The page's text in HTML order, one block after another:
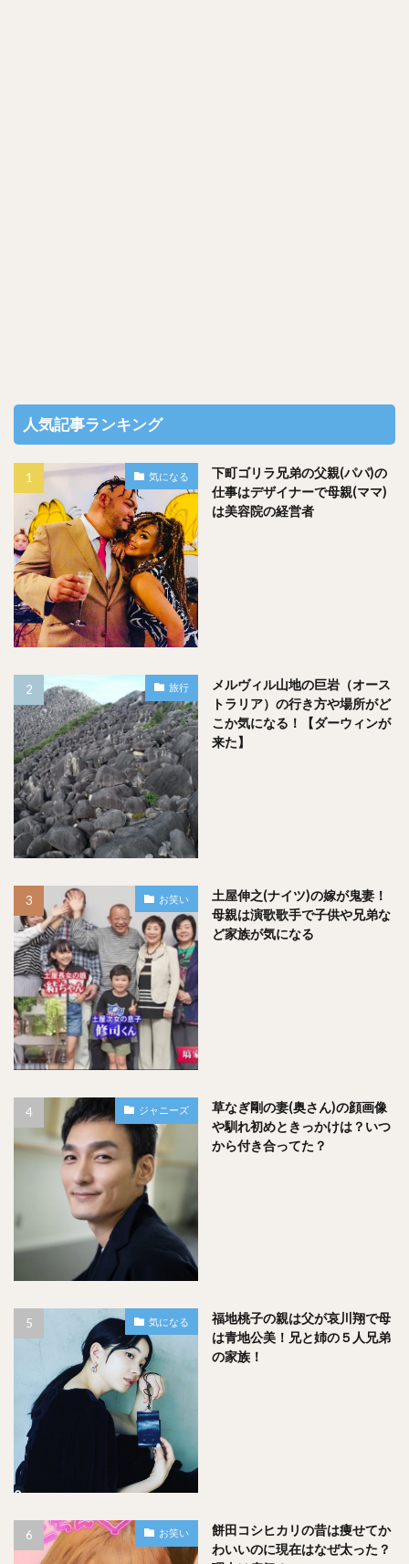
人気記事ランキング
気になる
下町ゴリラ兄弟の父親(パパ)の
仕事はデザイナーで母親(ママ)
は美容院の経営者
旅行
メルヴィル山地の巨岩（オース
トラリア）の行き方や場所がど
こか気になる！【ダーウィンが
来た】
お笑い
土屋伸之(ナイツ)の嫁が鬼妻！
母親は演歌歌手で子供や兄弟な
ど家族が気になる
ジャニーズ
草なぎ剛の妻(奥さん)の顔画像
や馴れ初めときっかけは？いつ
から付き合ってた？
気になる
福地桃子の親は父が哀川翔で母
は青地公美！兄と姉の５人兄弟
の家族！
お笑い
餅田コシヒカリの昔は痩せてか
わいいのに現在はなぜ太った？